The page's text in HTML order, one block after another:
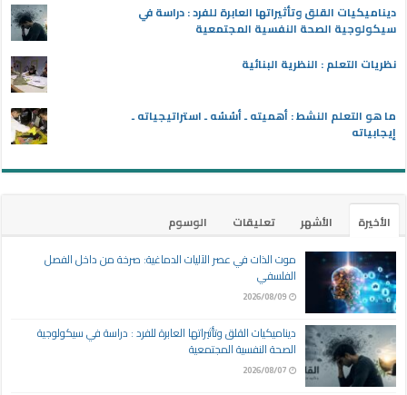
ديناميكيات القلق وتأثيراتها العابرة للفرد : دراسة في
سيكولوجية الصحة النفسية المجتمعية
نظريات التعلم : النظرية البنائية
ما هو التعلم النشط : أهميته ـ أسُسُه ـ استراتيجياته ـ
إيجابياته
الأخيرة الأشهر تعليقات
الوسوم
موت الذات في عصر الآليات الدماغية: صرخة من داخل الفصل
الفلسفي
2026/08/09
ديناميكيات القلق وتأثيراتها العابرة للفرد : دراسة في سيكولوجية
الصحة النفسية المجتمعية
2026/08/07